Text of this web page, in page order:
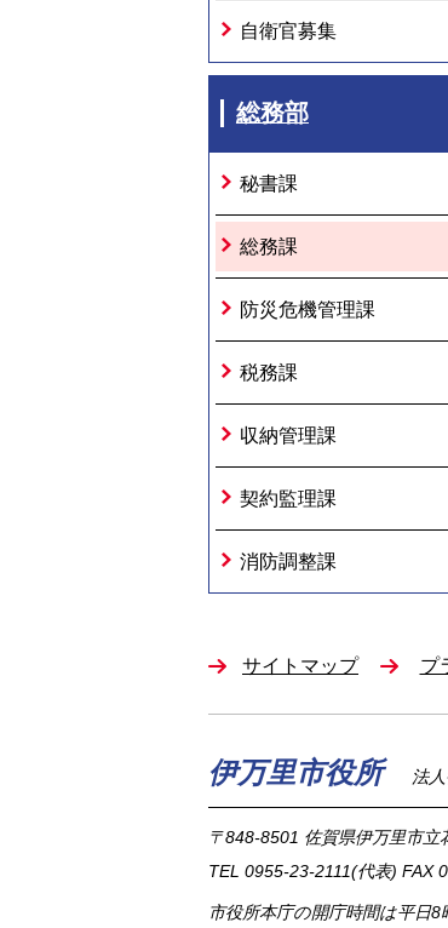
自衛官募集
総務部
秘書課
総務課
防災危機管理課
税務課
収納管理課
契約監理課
消防調整課
サイトマップ プ
伊万里市役所 法
〒848-8501 佐賀県伊万里市立
TEL 0955-23-2111(代表) FAX
市役所本庁の開庁時間は平日8